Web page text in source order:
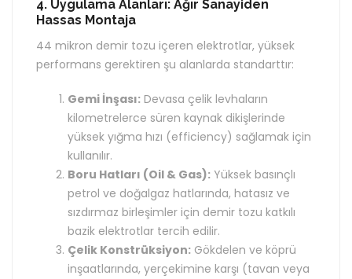
4. Uygulama Alanları: Ağır Sanayiden
Hassas Montaja
44 mikron demir tozu içeren elektrotlar, yüksek
performans gerektiren şu alanlarda standarttır:
Gemi İnşası: Devasa çelik levhaların
kilometrelerce süren kaynak dikişlerinde
yüksek yığma hızı (efficiency) sağlamak için
kullanılır.
Boru Hatları (Oil & Gas): Yüksek basınçlı
petrol ve doğalgaz hatlarında, hatasız ve
sızdırmaz birleşimler için demir tozu katkılı
bazik elektrotlar tercih edilir.
Çelik Konstrüksiyon: Gökdelen ve köprü
inşaatlarında, yerçekimine karşı (tavan veya